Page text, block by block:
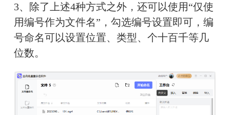
3、
除了上述4种方式之外，还可以使用“仅使
用编号作为文件名”，勾选编号设置即可，编
号命名可以设置位置、类型、个十百千等几
位数。